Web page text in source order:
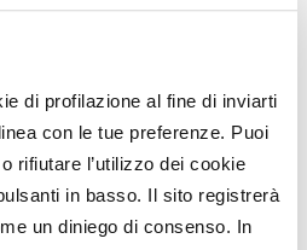
di profilazione al fine di inviarti
con le tue preferenze. Puoi
rifiutare l’utilizzo dei cookie
in basso. Il sito registrerà
un diniego di consenso. In
RISORSE [1]
INTERVISTA [4]
EDITORIALE [1]
EIMA CAMPUS [5]
INNOVAZIONE